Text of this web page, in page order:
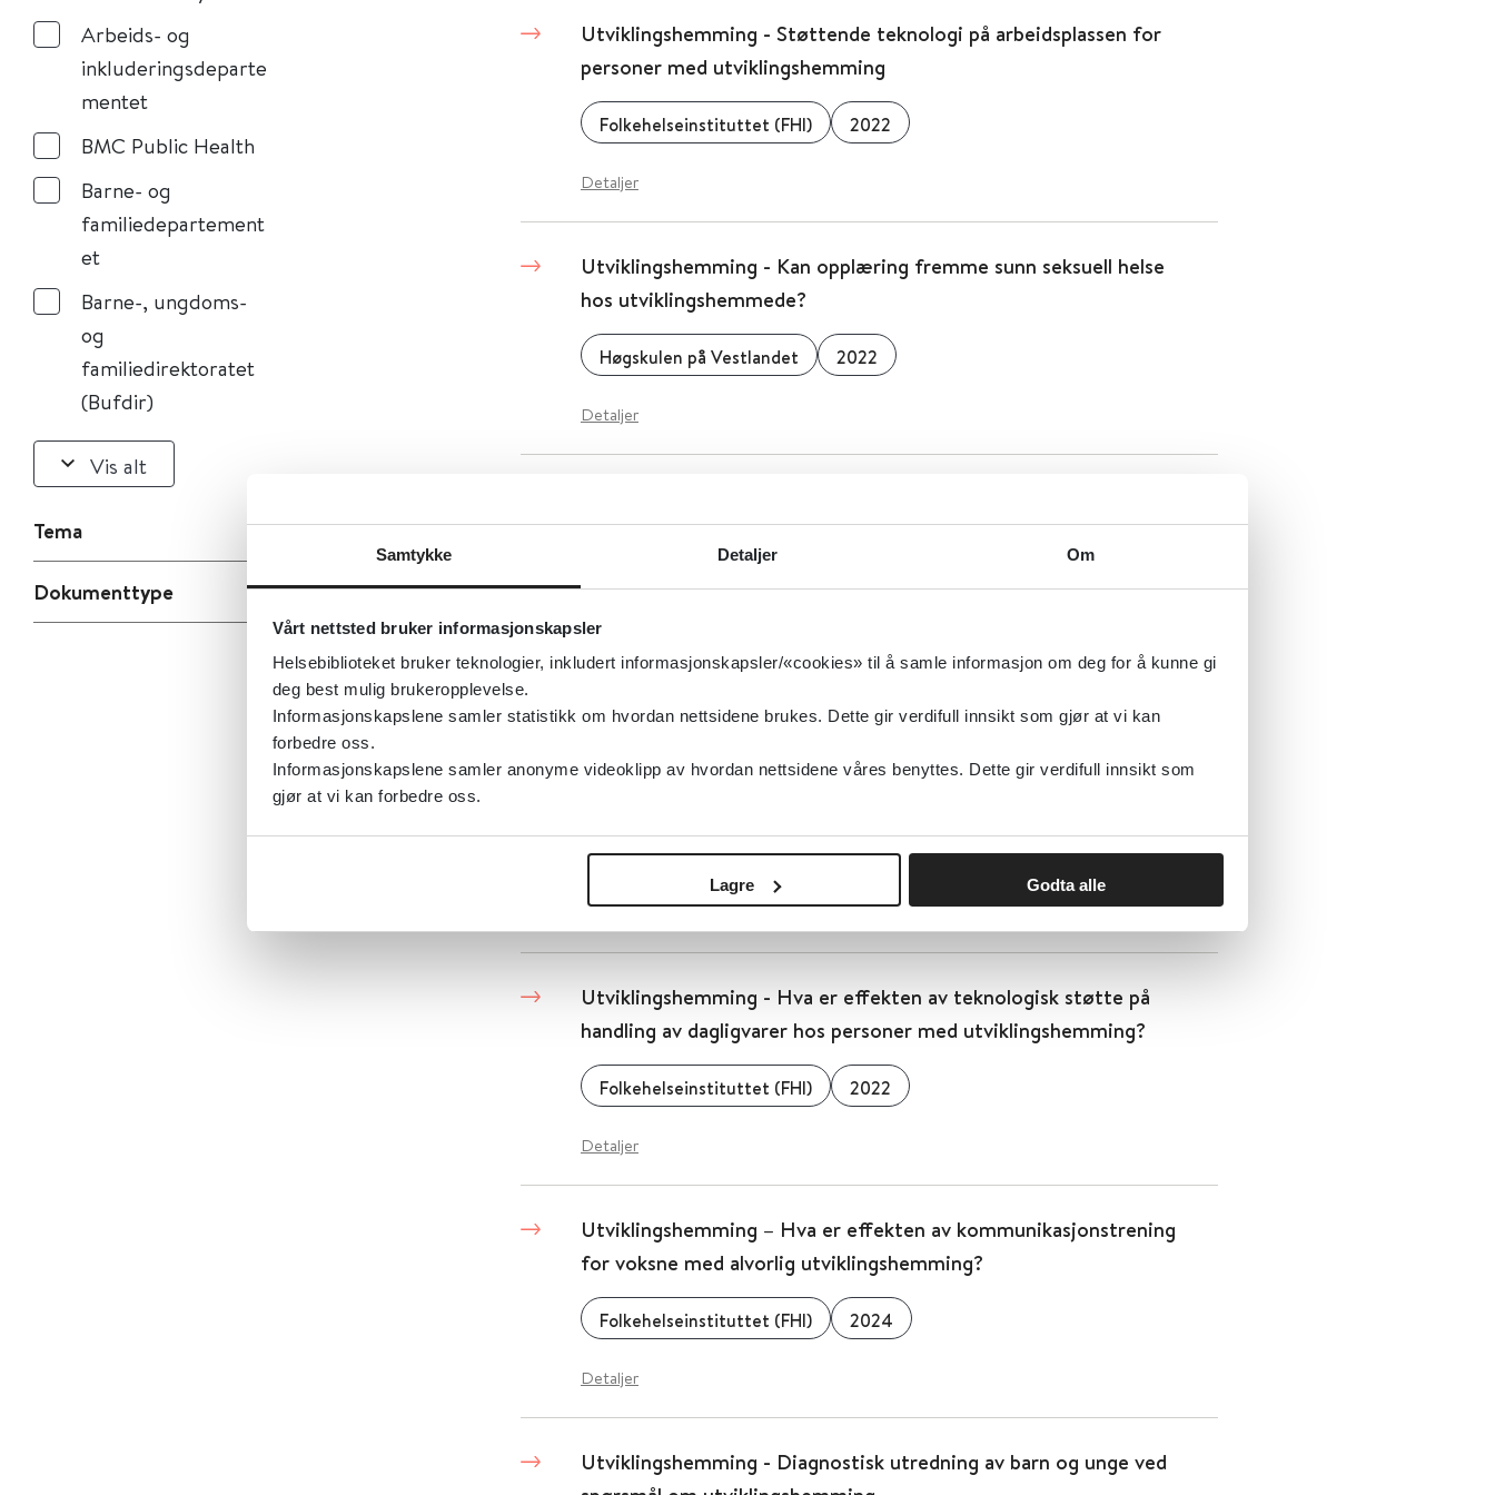
Samtykke Detaljer Om
Vårt nettsted bruker informasjonskapsler
Helsebiblioteket bruker teknologier, inkludert informasjonskapsler/«cookies» til å samle informasjon om deg for å kunne gi
deg best mulig brukeropplevelse.
Informasjonskapslene samler statistikk om hvordan nettsidene brukes. Dette gir verdifull innsikt som gjør at vi kan
forbedre oss.
Informasjonskapslene samler anonyme videoklipp av hvordan nettsidene våres benyttes. Dette gir verdifull innsikt som
gjør at vi kan forbedre oss.
Lagre Godta alle
Arbeids- og
inkluderingsdeparte
mentet
BMC Public Health
Barne- og
familiedepartement
et
Barne-, ungdoms-
og
familiedirektoratet
(Bufdir)
Vis alt
Tema
Dokumenttype
Utviklingshemming - Støttende teknologi på arbeidsplassen for
personer med utviklingshemming
Folkehelseinstituttet (FHI) 2022
Detaljer
Utviklingshemming - Kan opplæring fremme sunn seksuell helse
hos utviklingshemmede?
Høgskulen på Vestlandet 2022
Detaljer
personer med funksjonshemming?
Folkehelseinstituttet (FHI) 2022
Utviklingshemming - Hvilke tiltak er effektive for å rekruttere og
beholde helsefaglig og annet personell som arbeider med personer
Folkehelseinstituttet (FHI) 2022
Detaljer
Utviklingshemming - Hva er effekten av teknologisk støtte på
handling av dagligvarer hos personer med utviklingshemming?
Folkehelseinstituttet (FHI) 2022
Detaljer
Utviklingshemming – Hva er effekten av kommunikasjonstrening
for voksne med alvorlig utviklingshemming?
Folkehelseinstituttet (FHI) 2024
Detaljer
Utviklingshemming - Diagnostisk utredning av barn og unge ved